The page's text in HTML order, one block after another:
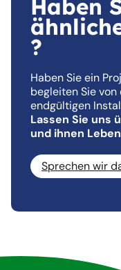
Haben
?
Haben Sie ein
begleiten Sie von
endgültigen
Lassen Sie uns
und ihnen
Sprechen wir